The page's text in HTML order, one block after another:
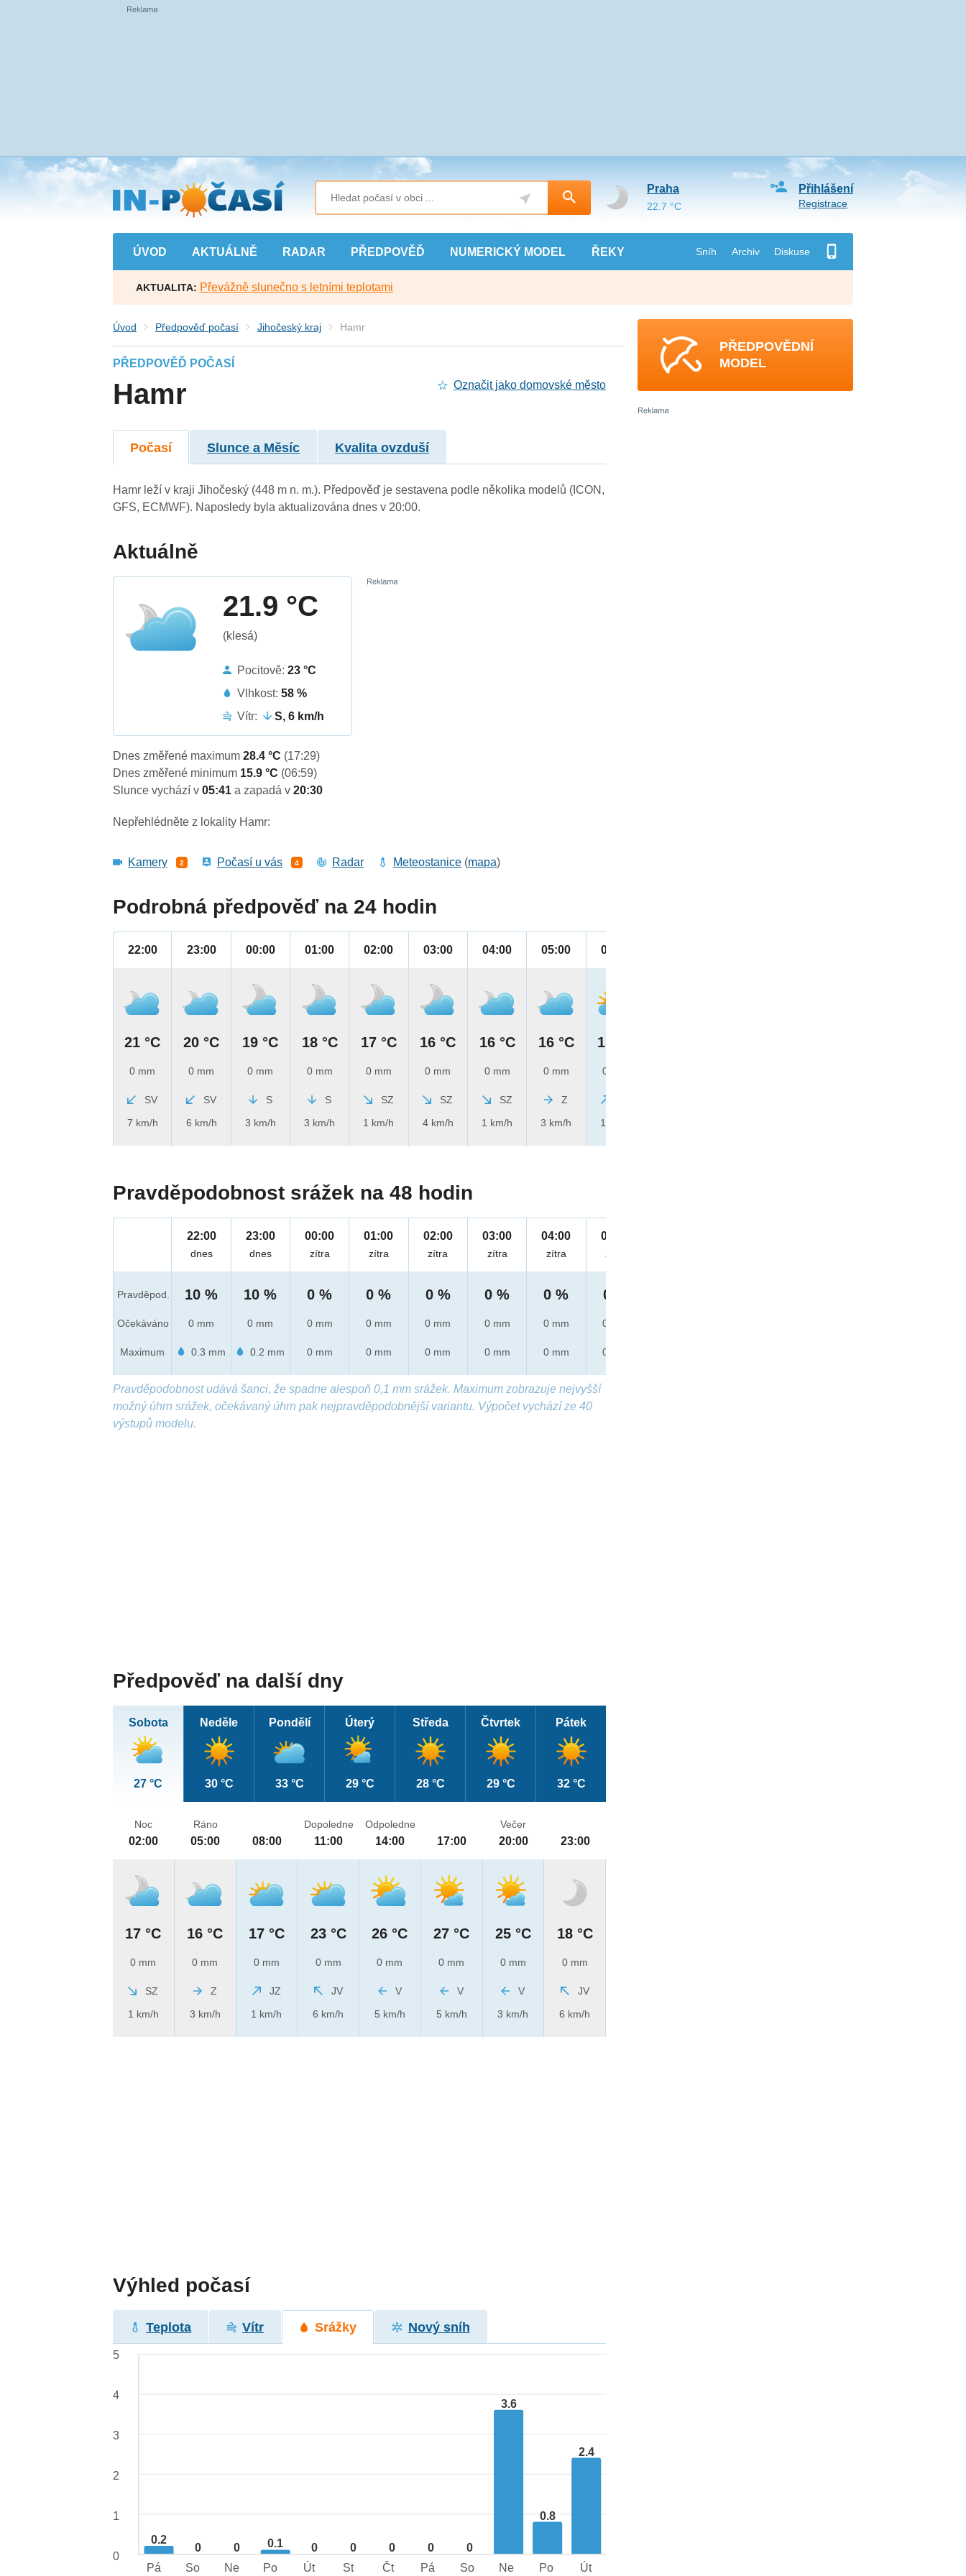
Přejít
na
hlavní
obsah
ÚVOD AKTUÁLNĚ RADAR PŘEDPOVĚĎ NUMERICKÝ MODEL ŘEKY Sníh Archiv Diskuse
Přihlášení
Registrace
Praha
22.7 °C
AKTUALITA: Převážně slunečno s letními teplotami
Úvod Předpověď počasí Jihočeský kraj Hamr
PŘEDPOVĚĎ POČASÍ
Hamr Označit jako domovské město
Počasí Slunce a Měsíc Kvalita ovzduší
Hamr leží v kraji Jihočeský (448 m n. m.). Předpověď je sestavena podle několika modelů (ICON,
GFS, ECMWF). Naposledy byla aktualizována dnes v 20:00.
Aktuálně
21.9 °C
(klesá)
Pocitově:23 °C
Vlhkost:58 %
Vítr:
S, 6 km/h
Dnes změřené maximum28.4 °C (17:29)
Dnes změřené minimum 15.9 °C (06:59)
Slunce vychází v05:41a zapadá v20:30
Nepřehlédněte z lokality Hamr:
Kamery 2 Počasí u vás 4 Radar Meteostanice (mapa)
Podrobná předpověď na 24 hodin
22:00
21 °C
0 mm
SV
7 km/h
23:00
20 °C
0 mm
SV
6 km/h
00:00
19 °C
0 mm
S
3 km/h
01:00
18 °C
0 mm
S
3 km/h
02:00
17 °C
0 mm
SZ
1 km/h
03:00
16 °C
0 mm
SZ
4 km/h
04:00
16 °C
0 mm
SZ
1 km/h
05:00
16 °C
0 mm
Z
3 km/h
06:00
15 °C
0 mm
1 km/h
Pravděpodobnost srážek na 48 hodin
Pravděpod.
Očekáváno
Maximum
22:00
dnes
10 %
0 mm
0.3 mm
23:00
dnes
10 %
0 mm
0.2 mm
00:00
zítra
0 %
0 mm
0 mm
01:00
zítra
0 %
0 mm
0 mm
02:00
zítra
0 %
0 mm
0 mm
03:00
zítra
0 %
0 mm
0 mm
04:00
zítra
0 %
0 mm
0 mm
05:00
zítra
0 %
0 mm
0 mm
Pravděpodobnost udává šanci, že spadne alespoň 0,1 mm srážek. Maximum zobrazuje nejvyšší
možný úhrn srážek, očekávaný úhrn pak nejpravděpodobnější variantu. Výpočet vychází ze 40
výstupů modelu.
Předpověď na další dny
Sobota
27 °C
Neděle
30 °C
Pondělí
33 °C
Úterý
29 °C
Středa
28 °C
Čtvrtek
29 °C
Pátek
32 °C
Noc
02:00
17 °C
0 mm
SZ
1 km/h
Ráno
05:00
16 °C
0 mm
Z
3 km/h
08:00
17 °C
0 mm
JZ
1 km/h
Dopoledne
11:00
23 °C
0 mm
JV
6 km/h
Odpoledne
14:00
26 °C
0 mm
V
5 km/h
17:00
27 °C
0 mm
V
5 km/h
Večer
20:00
25 °C
0 mm
V
3 km/h
23:00
18 °C
0 mm
JV
6 km/h
Výhled počasí
Teplota Vítr Srážky Nový sníh
0.2
0 0 0.1 0 0 0 0 0
3.6
0.8
2.4
5
4
3
2
1
0
Pá
So Ne Po Út St Čt Pá So Ne Po Út
PŘEDPOVĚDNÍ
MODEL